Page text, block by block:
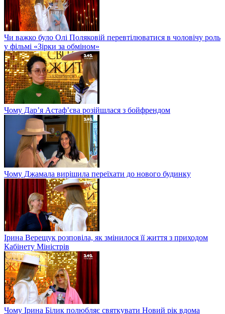
Чи важко було Олі Поляковій перевтілюватися в чоловічу роль
у фільмі «Зірки за обміном»
Чому Дар’я Астаф’єва розійшлася з бойфрендом
Чому Джамала вирішила переїхати до нового будинку
Ірина Верещук розповіла, як змінилося її життя з приходом
Кабінету Міністрів
Чому Ірина Білик полюбляє святкувати Новий рік вдома